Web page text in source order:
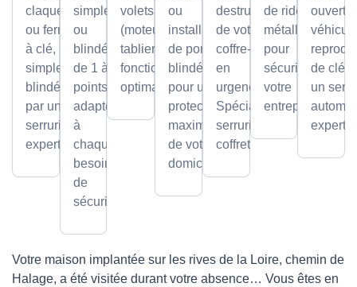
claquées
ou fermées
à clé,
simples ou
blindées
par un
serrurier
expert
simples
ou
blindée
de 1 à 5
points,
adaptée
à
chaque
besoin
de
sécurité.
volets roulants
(moteur ou
tablier) pour un
fonctionnement
optimal.
ou
installation
de portes
blindées
pour une
protection
maximale
de votre
domicile.
destruction
de votre
coffre-fort
en
urgence.
Spécialiste
serrurier
coffretier
de rideaux
métalliques
pour
sécuriser
votre
entreprise.
de clé
un
expert
Votre maison implantée sur les rives de la Loire, chemin de
Halage, a été visitée durant votre absence… Vous êtes en